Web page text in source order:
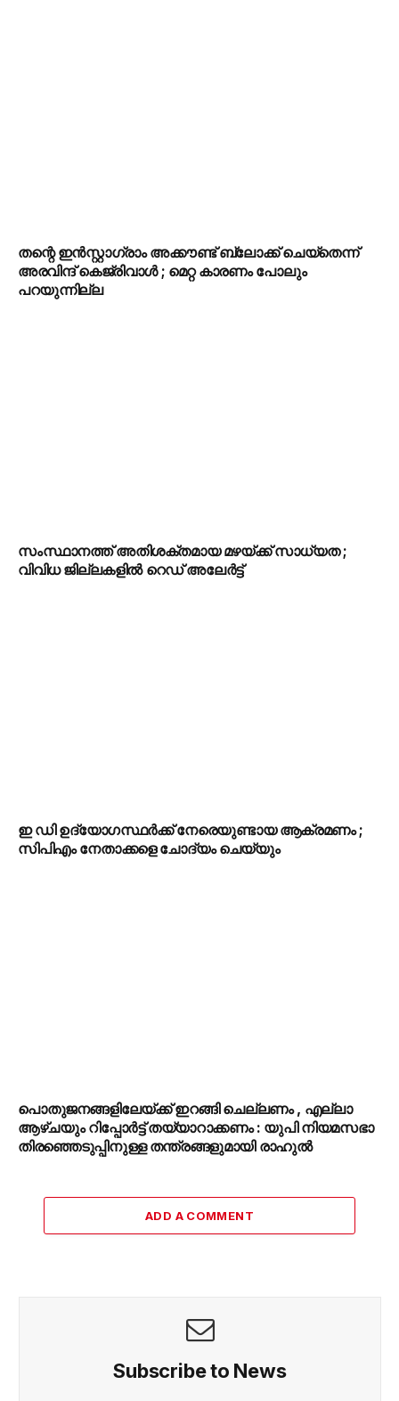
തന്റെ ഇൻസ്റ്റാഗ്രാം അക്കൗണ്ട് ബ്ലോക്ക് ചെയ്തെന്ന്
അരവിന്ദ് കെജ്‌രിവാൾ ; മെറ്റ കാരണം പോലും
പറയുന്നില്ല
സംസ്ഥാനത്ത് അതിശക്തമായ മഴയ്ക്ക് സാധ്യത ;
വിവിധ ജില്ലകളിൽ റെഡ് അലേർട്ട്
ഇ ഡി ഉദ്യോഗസ്ഥർക്ക് നേരെയുണ്ടായ ആക്രമണം ;
സിപിഎം നേതാക്കളെ ചോദ്യം ചെയ്യും
പൊതുജനങ്ങളിലേയ്ക്ക് ഇറങ്ങി ചെല്ലണം , എല്ലാ
ആഴ്ചയും റിപ്പോർട്ട് തയ്യാറാക്കണം : യുപി നിയമസഭാ
തിരഞ്ഞെടുപ്പിനുള്ള തന്ത്രങ്ങളുമായി രാഹുൽ
ADD A COMMENT
Subscribe to News